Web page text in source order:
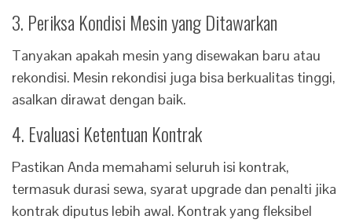
3. Periksa Kondisi Mesin yang Ditawarkan
Tanyakan apakah mesin yang disewakan baru atau
rekondisi. Mesin rekondisi juga bisa berkualitas tinggi,
asalkan dirawat dengan baik.
4. Evaluasi Ketentuan Kontrak
Pastikan Anda memahami seluruh isi kontrak,
termasuk durasi sewa, syarat upgrade dan penalti jika
kontrak diputus lebih awal. Kontrak yang fleksibel